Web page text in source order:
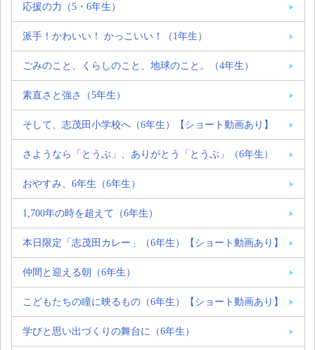
応援の力（5・6年生）
派手！かわいい！ かっこいい！（1年生）
ごみのこと、くらしのこと、地球のこと。（4年生）
素直さと強さ（5年生）
そして、志茂田小学校へ（6年生）【ショート動画あり】
さようなら「とうぶ」、ありがとう「とうぶ」（6年生）
おやすみ、6年生（6年生）
1,700年の時を超えて（6年生）
本日限定「志茂田カレー」（6年生）【ショート動画あり】
仲間と迎える朝（6年生）
こどもたちの瞳に映るもの（6年生）【ショート動画あり】
学びと思い出づくりの舞台に（6年生）